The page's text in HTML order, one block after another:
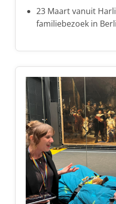
23 Maart vanuit
familiebezoek in